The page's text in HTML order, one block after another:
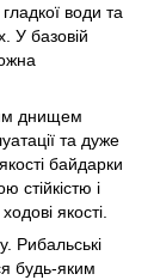
води та
У базовій
днищем
та дуже
байдарки
стійкістю і
якості.
Рибальські
будь-яким